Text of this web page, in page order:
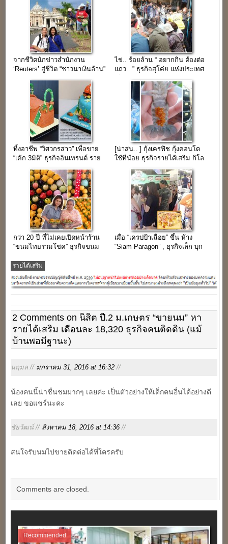
จากชีวิตนักข่าวสำนักงาน
‘Reuters’ สู่ชีวิต “ชาวนาเงินล้าน”
ไข่.. ร้อยล้าน “ อยากกิน ต้องต่อ
แถว.. ” ธุรกิจสุโค่ย แห่งประเทศ
ทิ้งอาชีพ “วิศวกรสาว” เพื่อขาย
“เค้ก 3มิติ” ธุรกิจอินเทรนด์ ราย
[น่าสน.. ] กุ้งเครฟิช กุ้งคอนโด
ใช้ที่น้อย ธุรกิจรายได้เสริม กิโล
กว่า 20 ปี ที่ไม่เคยเปิดหน้าร้าน
“ขนมไทยรวมโชค” ธุรกิจขนม
เมื่อ “เครปป้าเฉื่อย” ขึ้น ห้าง
“Siam Paragon” , ธุรกิจเล็ก บุก
รายได้เสริม
2 Comments on นิสิต ปี.2 ม.เกษตร “ขายนม” หา
รายได้เสริม เดือนละ 18,320 ธุรกิจคนติดดิน (แม้
บ้านพอมีฐานะ)
นฤมล // มกราคม 31, 2016 at 16:32 //
น้องคนนี้น่าชื่นชมมากๆ เลยค่ะ เป็นตัวอย่างให้เด็กคนอื่นได้อย่างดี
เลย ขอแชร์นะคะ
ชัยวัฒน์ // สิงหาคม 18, 2016 at 14:36 //
สนใจรับนมไปขายติดต่อได้ที่ใครครับ
Comments are closed.
Recommended